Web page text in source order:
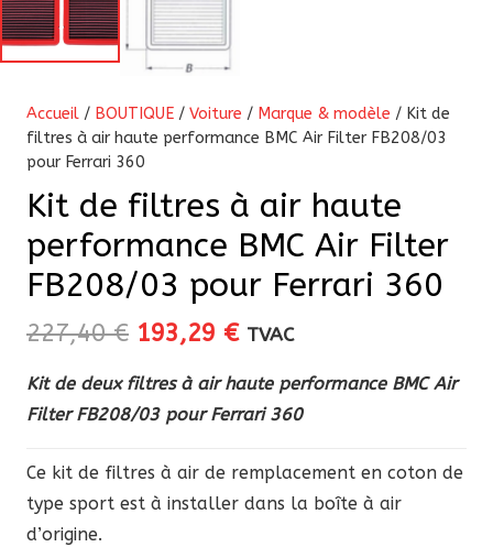
Accueil / BOUTIQUE / Voiture / Marque & modèle / Kit de
filtres à air haute performance BMC Air Filter FB208/03
pour Ferrari 360
Kit de filtres à air haute
performance BMC Air Filter
FB208/03 pour Ferrari 360
227,40€ Le
initial
était :
193,29 €Le
actuel
est :
TVAC
Kit de deux filtres à air haute performance BMC Air
Filter FB208/03 pour Ferrari 360
Ce kit de filtres à air de remplacement en coton de
type sport est à installer dans la boîte à air
d’origine.